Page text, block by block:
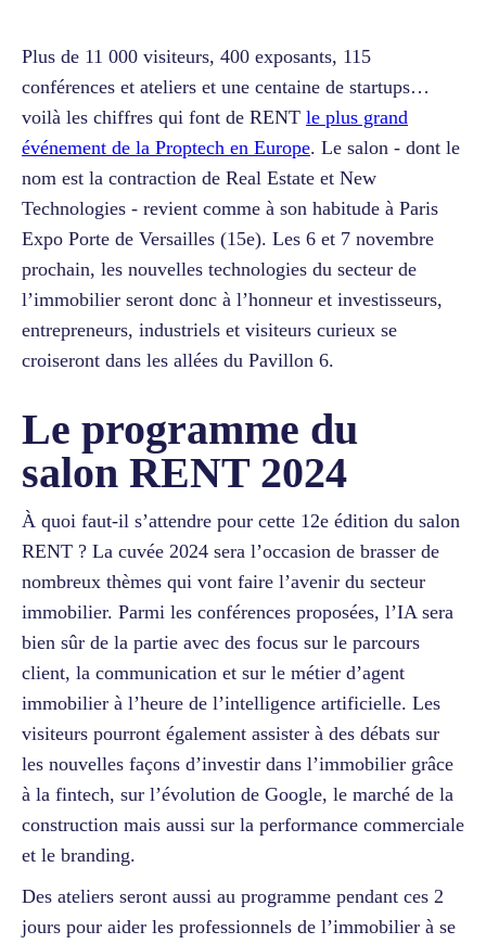
Plus de 11 000 visiteurs, 400 exposants, 115
conférences et ateliers et une centaine de startups…
voilà les chiffres qui font de RENT le plus grand
événement de la Proptech en Europe. Le salon - dont le
nom est la contraction de Real Estate et New
Technologies - revient comme à son habitude à Paris
Expo Porte de Versailles (15e). Les 6 et 7 novembre
prochain, les nouvelles technologies du secteur de
l’immobilier seront donc à l’honneur et investisseurs,
entrepreneurs, industriels et visiteurs curieux se
croiseront dans les allées du Pavillon 6.
Le programme du
salon RENT 2024
À quoi faut-il s’attendre pour cette 12e édition du salon
RENT ? La cuvée 2024 sera l’occasion de brasser de
nombreux thèmes qui vont faire l’avenir du secteur
immobilier. Parmi les conférences proposées, l’IA sera
bien sûr de la partie avec des focus sur le parcours
client, la communication et sur le métier d’agent
immobilier à l’heure de l’intelligence artificielle. Les
visiteurs pourront également assister à des débats sur
les nouvelles façons d’investir dans l’immobilier grâce
à la fintech, sur l’évolution de Google, le marché de la
construction mais aussi sur la performance commerciale
et le branding.
Des ateliers seront aussi au programme pendant ces 2
jours pour aider les professionnels de l’immobilier à se